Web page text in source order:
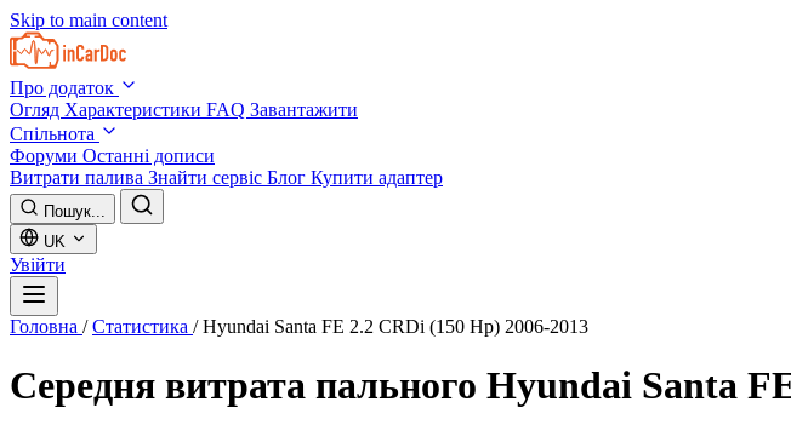
Skip to main content
Про додаток
Огляд Характеристики FAQ Завантажити
Спільнота
Форуми Останні дописи
Витрати палива Знайти сервіс Блог Купити адаптер
Пошук...
UK
Увійти
Головна / Статистика / Hyundai Santa FE 2.2 CRDi (150 Hp) 2006-2013
Середня витрата пального Hyundai Santa